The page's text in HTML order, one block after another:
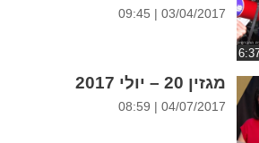
03/04/2017 | 09:45
מגזין 20 – יולי 2017
04/07/2017 | 08:59